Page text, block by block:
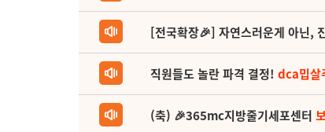
[전국확장🎉] 자연스러운게 아닌,
직원들도 놀란 파격 결정! dca밉살
(축) 🎉365mc지방줄기세포센터